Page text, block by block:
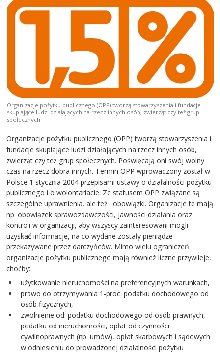
Organizacje pożytku publicznego (OPP) tworzą stowarzyszenia i fundacje
skupiające ludzi działających na rzecz innych osób, zwierząt czy też grup
społecznych.
Organizacje pożytku publicznego (OPP) tworzą stowarzyszenia i
fundacje skupiające ludzi działających na rzecz innych osób,
zwierząt czy też grup społecznych. Poświęcają oni swój wolny
czas na rzecz dobra innych. Termin OPP wprowadzony został w
Polsce 1 stycznia 2004 przepisami ustawy o działalności pożytku
publicznego i o wolontariacie. Ze statusem OPP związane są
szczególne uprawnienia, ale też i obowiązki. Organizacje te mają
np. obowiązek sprawozdawczości, jawności działania oraz
kontroli w organizacji, aby wszyscy zainteresowani mogli
uzyskać informacje, na co wydane zostały pieniądze
przekazywane przez darczyńców. Mimo wielu ograniczeń
organizacje pożytku publicznego mają również liczne przywileje,
choćby:
użytkowanie nieruchomości na preferencyjnych warunkach,
prawo do otrzymywania 1-proc. podatku dochodowego od
osób fizycznych,
zwolnienie od: podatku dochodowego od osób prawnych,
podatku od nieruchomości, opłat od czynności
cywilnoprawnych (np. umów), opłat skarbowych i sądowych
w odniesieniu do prowadzonej działalności pożytku